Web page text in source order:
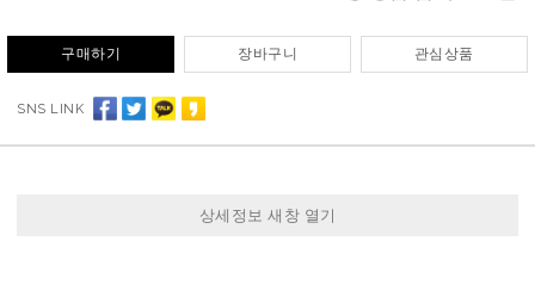
구매하기 장바구니 관심상품
SNS LINK
상세정보 새창 열기